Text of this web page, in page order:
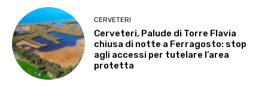
CERVETERI
Cerveteri, Palude di Torre Flavia
chiusa di notte a Ferragosto: stop
agli accessi per tutelare l’area
protetta